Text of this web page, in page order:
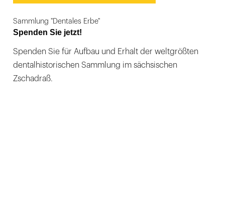
Sammlung "Dentales Erbe"
Spenden Sie jetzt!
Spenden Sie für Aufbau und Erhalt der weltgrößten
dentalhistorischen Sammlung im sächsischen
Zschadraß.